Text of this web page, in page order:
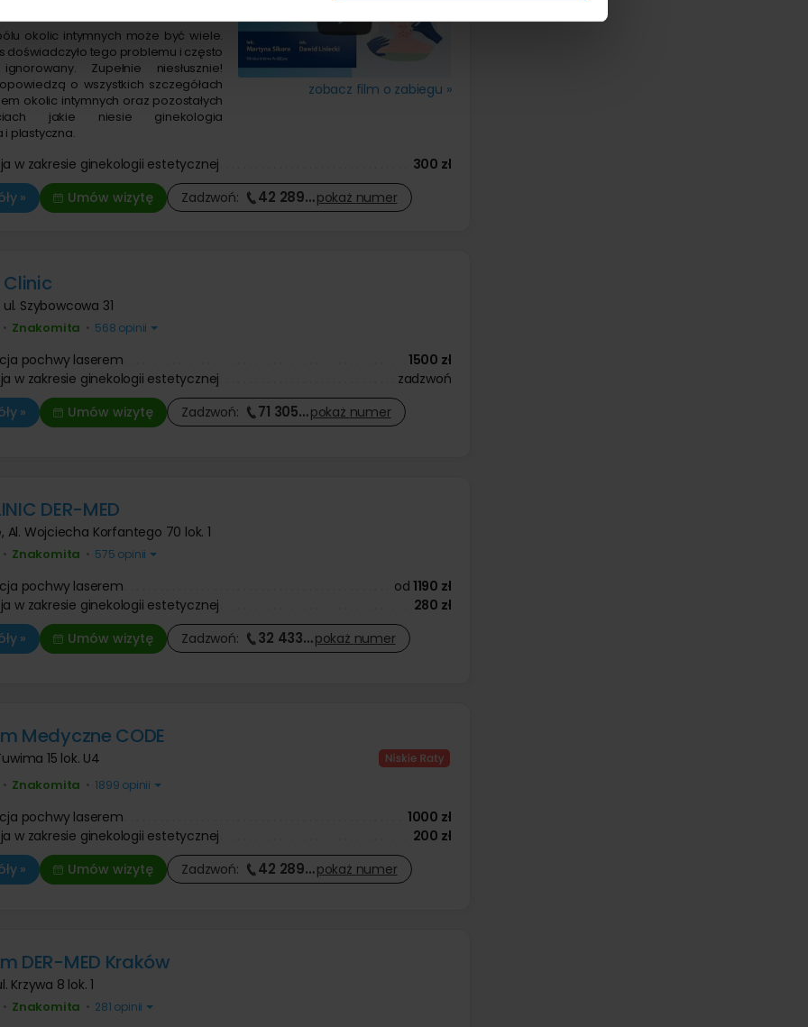
okolic intymnych może być wiele.
doświadczyło tego problemu i często
Zupełnie niesłusznie!
o wszystkich szczegółach
okolic intymnych oraz pozostałych
jakie niesie ginekologia
i plastyczna.
zobacz film o zabiegu »
w zakresie ginekologii estetycznej
300 zł
»
Umów wizytę Zadzwoń: 42 289…pokaż numer
ul. Szybowcowa 31
• Znakomita • 568 opinii
pochwy laserem
1500 zł
w zakresie ginekologii estetycznej
zadzwoń
»
Umów wizytę Zadzwoń: 71 305…pokaż numer
DER-MED
, Al. Wojciecha Korfantego 70 lok. 1
• Znakomita • 575 opinii
pochwy laserem od 1190 zł
w zakresie ginekologii estetycznej
280 zł
»
Umów wizytę Zadzwoń: 32 433…pokaż numer
Medyczne CODE
15 lok. U4
• Znakomita • 1899 opinii
pochwy laserem
1000 zł
w zakresie ginekologii estetycznej
200 zł
»
Umów wizytę Zadzwoń: 42 289…pokaż numer
DER-MED Kraków
Krzywa 8 lok. 1
• Znakomita • 281 opinii